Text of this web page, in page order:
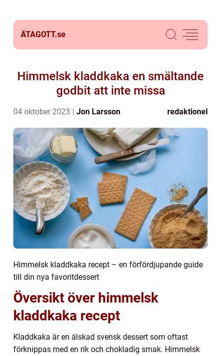
ÄTAGOTT.se
Himmelsk kladdkaka en smältande
godbit att inte missa
04 oktober 2023 Jon Larsson redaktionel
Himmelsk kladdkaka recept – en förfördjupande guide
till din nya favoritdessert
Översikt över himmelsk
kladdkaka recept
Kladdkaka är en älskad svensk dessert som oftast
förknippas med en rik och chokladig smak. Himmelsk